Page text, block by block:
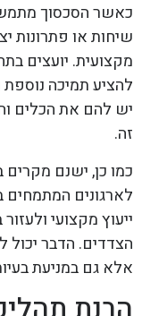
כאשר הסכסוך
שיחות או פתרונות
מקצועית. יועצים
להציע תמיכה נוספת
יש להם את הכלים
זה.
כמו כן, ישנם מקרים
לארגונים המתמחים
ייעוץ מקצועי
הצדדים. הדבר יכול
אלא גם במניעת